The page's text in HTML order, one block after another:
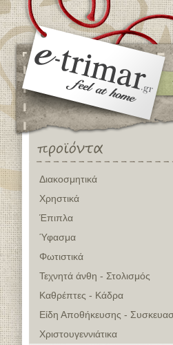
Διακοσμητικά
Χρηστικά
Έπιπλα
Ύφασμα
Φωτιστικά
Τεχνητά άνθη - Στολισμός
Καθρέπτες - Κάδρα
Είδη Αποθήκευσης -
Χριστουγεννιάτικα